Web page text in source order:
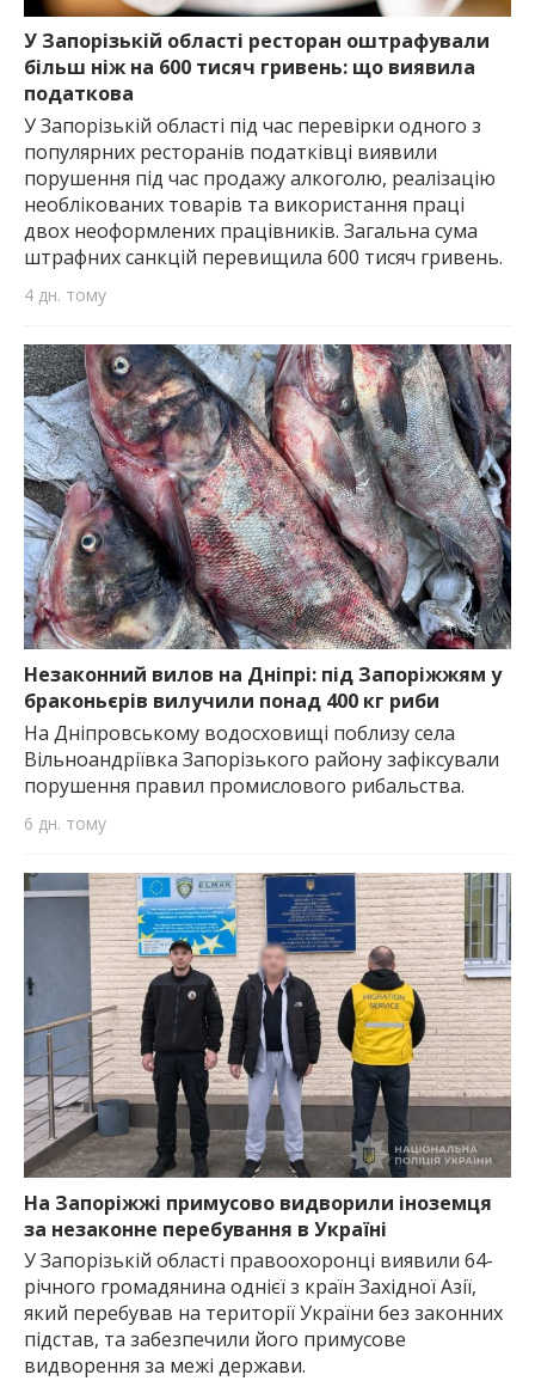
найважливішу інформацію про події
міста Запоріжжя та області.
У Запорізькій області ресторан оштрафували
більш ніж на 600 тисяч гривень: що виявила
податкова
У Запорізькій області під час перевірки одного з
популярних ресторанів податківці виявили
порушення під час продажу алкоголю, реалізацію
необлікованих товарів та використання праці
двох неоформлених працівників. Загальна сума
штрафних санкцій перевищила 600 тисяч гривень.
4 дн. тому
Незаконний вилов на Дніпрі: під Запоріжжям у
браконьєрів вилучили понад 400 кг риби
На Дніпровському водосховищі поблизу села
Вільноандріївка Запорізького району зафіксували
порушення правил промислового рибальства.
6 дн. тому
На Запоріжжі примусово видворили іноземця
за незаконне перебування в Україні
У Запорізькій області правоохоронці виявили 64-
річного громадянина однієї з країн Західної Азії,
який перебував на території України без законних
підстав, та забезпечили його примусове
видворення за межі держави.